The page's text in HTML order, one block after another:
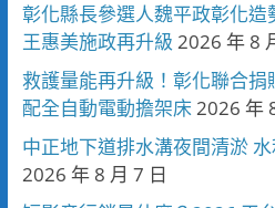
彰化縣長參選人魏平政彰化
王惠美施政再升級 2026 年 8
救護量能再升級！彰化聯合
配全自動電動擔架床2026 年
中正地下道排水溝夜間清淤
2026 年 8 月 7 日